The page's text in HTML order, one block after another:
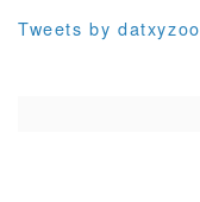
Tweets by datxyzoo